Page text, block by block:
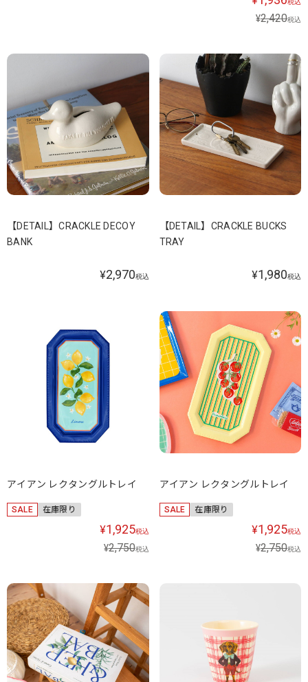
税込
¥2,420税込
【DETAIL】CRACKLE DECOY
BANK
¥2,970税込
【DETAIL】CRACKLE BUCKS
TRAY
¥1,980税込
アイアン レクタングルトレイ
SALE 在庫限り
¥1,925税込
¥2,750税込
アイアン レクタングルトレイ
SALE 在庫限り
¥1,925税込
¥2,750税込